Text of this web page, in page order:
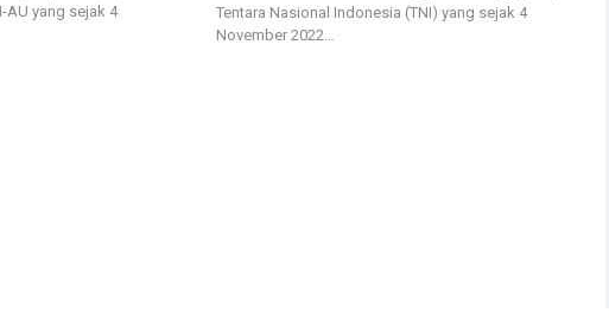
AU yang sejak 4
Tentara Nasional Indonesia (TNI) yang sejak 4
November 2022…